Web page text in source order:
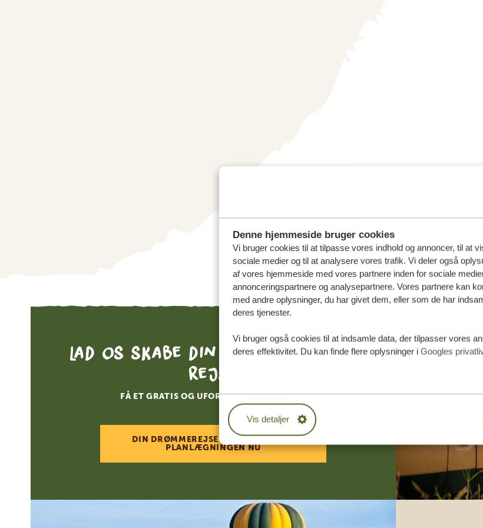
Denne hjemmeside bruger cookies
Vi bruger cookies til at tilpasse vores indhold og annoncer, til at
sociale medier og til at analysere vores trafik. Vi deler også
af vores hjemmeside med vores partnere inden for sociale
annonceringspartnere og analysepartnere. Vores partnere kan
med andre oplysninger, du har givet dem, eller som de har
deres tjenester.
Vi bruger også cookies til at indsamle data, der tilpasser vores
deres effektivitet. Du kan finde flere oplysninger i Googles
Vis detaljer
Lad os skabe din skræddersyede
rejse
FÅ ET GRATIS OG UFORPLIGTENDE TILBUD
DIN DRØMMEREJSE VENTER – START
PLANLÆGNINGEN NU